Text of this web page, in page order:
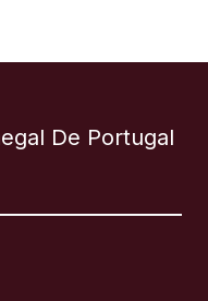
De Portugal